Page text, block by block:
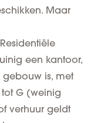
Maar
een kantoor,
is, met
G (weinig
verhuur geldt